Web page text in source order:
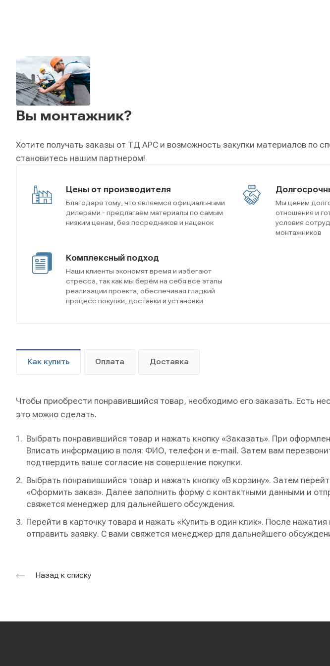
Вы монтажник?
Хотите получать заказы от ТД АРС и возможность закупки материалов по
становитесь нашим партнером!
Цены от производителя
Благодаря тому, что являемся официальными
дилерами - предлагаем материалы по самым
низким ценам, без посредников и наценок
Мы ценим
отношения и
условия
монтажников
Комплексный подход
Наши клиенты экономят время и избегают
стресса, так как мы берём на себя все этапы
реализации проекта, обеспечивая гладкий
процесс покупки, доставки и установки
Как купить Оплата Доставка
Чтобы приобрести понравившийся товар, необходимо его заказать. Есть
это можно сделать.
Выбрать понравившийся товар и нажать кнопку «Заказать». При
Вписать информацию в поля: ФИО, телефон и e-mail. Затем вам
подтвердить ваше согласие на совершение покупки.
Выбрать понравившийся товар и нажать кнопку «В корзину». Затем
«Оформить заказ». Далее заполнить форму с контактными данными и
свяжется менеджер для дальнейшего обсуждения.
Перейти в карточку товара и нажать «Купить в один клик». После
отправить заявку. С вами свяжется менеджер для дальнейшего
Назад к списку